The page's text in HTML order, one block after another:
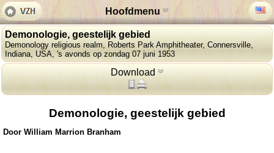
Hoofdmenu
Demonologie, geestelijk gebied
Demonology religious realm, Roberts Park Amphitheater, Connersville,
Indiana, USA, 's avonds op zondag 07 juni 1953
Download
Demonologie, geestelijk gebied
Door William Marrion Branham